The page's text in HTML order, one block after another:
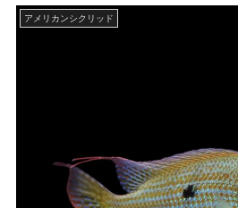
アメリカンシクリッド